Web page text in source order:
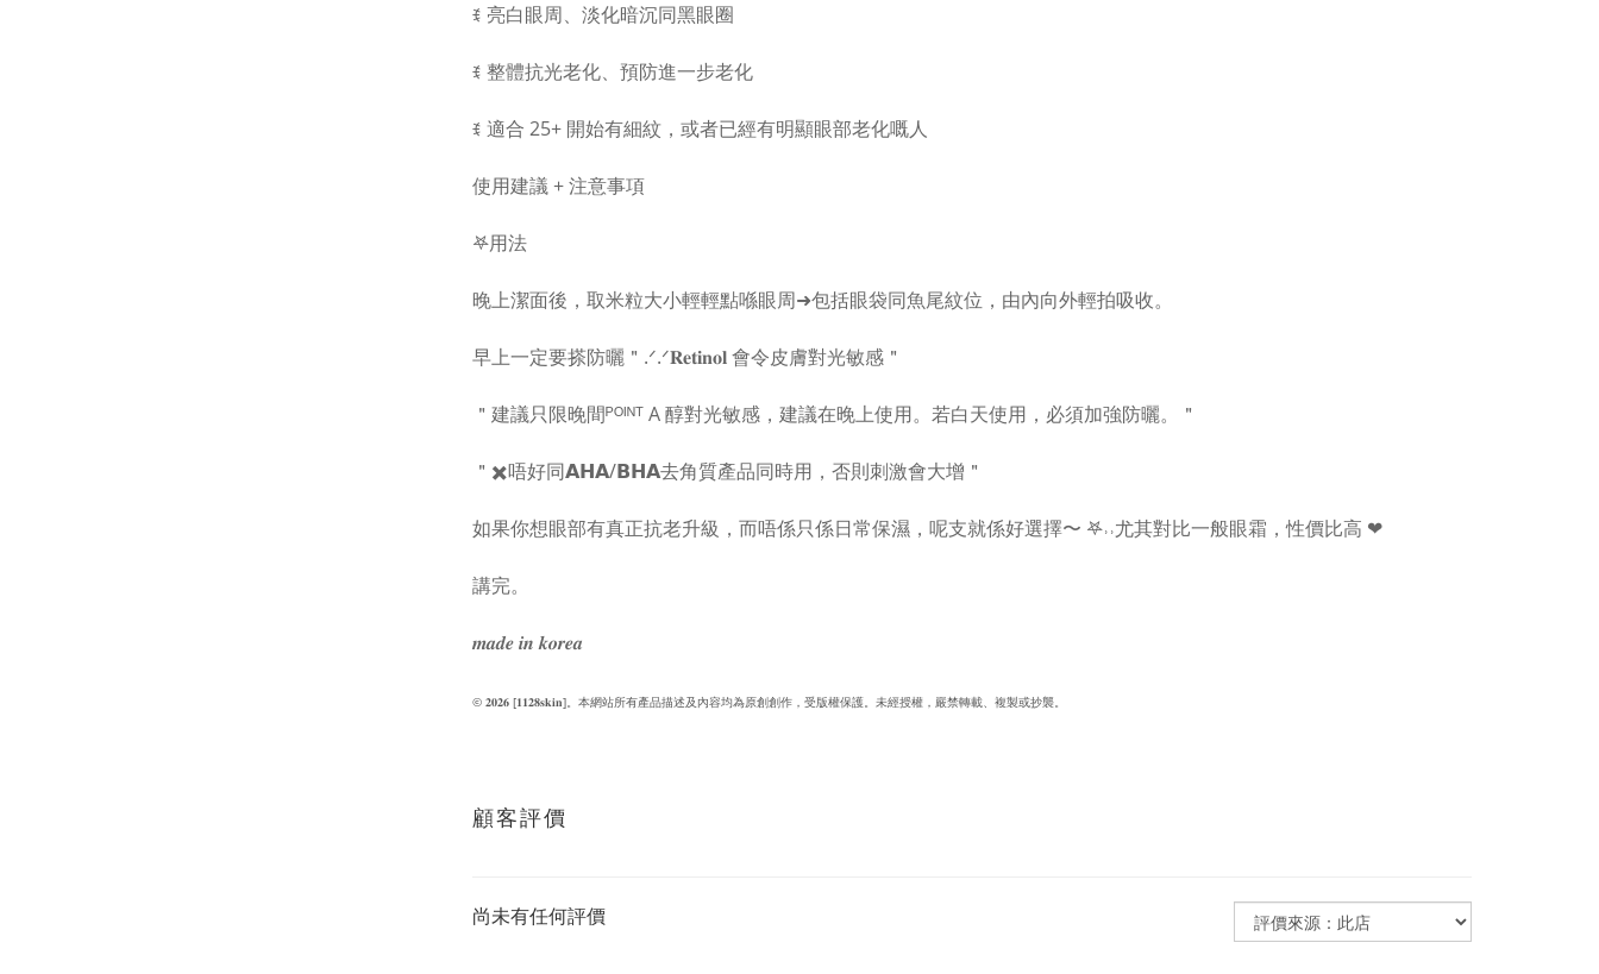
ꉂ 亮白眼周、淡化暗沉同黑眼圈
ꉂ 整體抗光老化、預防進一步老化
ꉂ 適合 25+ 開始有細紋，或者已經有明顯眼部老化嘅人
使用建議 + 注意事項
𖤐用法
晚上潔面後，取米粒大小輕輕點喺眼周➜包括眼袋同魚尾紋位，由內向外輕拍吸收。
早上一定要搽防曬＂.ᐟ.ᐟ𝐑𝐞𝐭𝐢𝐧𝐨𝐥 會令皮膚對光敏感＂
＂建議只限晚間ᴾᴼᴵᴺᵀ A 醇對光敏感，建議在晚上使用。若白天使用，必須加強防曬。＂
＂✖️唔好同𝗔𝗛𝗔/𝗕𝗛𝗔去角質產品同時用，否則刺激會大增＂
如果你想眼部有真正抗老升級，而唔係只係日常保濕，呢支就係好選擇〜 𖤐˒˒尤其對比一般眼霜，性價比高 ❤︎
講完。
𝒎𝒂𝒅𝒆 𝒊𝒏 𝒌𝒐𝒓𝒆𝒂
© 𝟐𝟎𝟐𝟔 [𝟏𝟏𝟐𝟖𝐬𝐤𝐢𝐧]。本網站所有產品描述及內容均為原創創作，受版權保護。未經授權，嚴禁轉載、複製或抄襲。
顧客評價
尚未有任何評價